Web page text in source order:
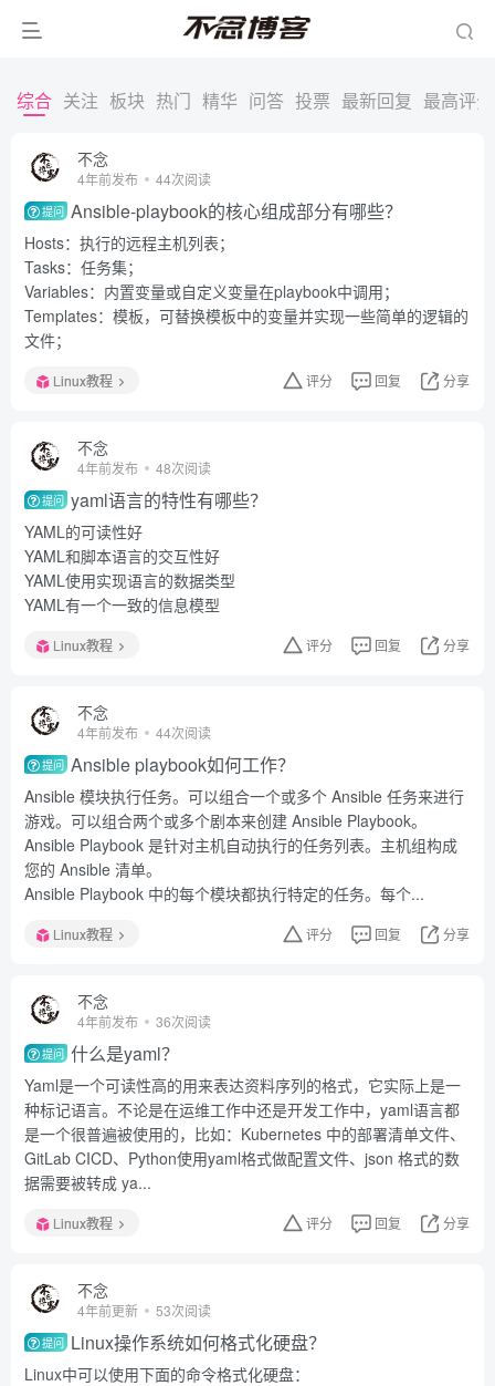
综合 关注 板块 热门 精华 问答 投票 最新回复 最高评分
不念
4年前发布 44次阅读
提问 Ansible-playbook的核心组成部分有哪些？
Hosts：执行的远程主机列表；
Tasks：任务集；
Variables：内置变量或自定义变量在playbook中调用；
Templates：模板，可替换模板中的变量并实现一些简单的逻辑的
文件；
Linux教程 评分 回复 分享
不念
4年前发布 48次阅读
提问 yaml语言的特性有哪些？
YAML的可读性好
YAML和脚本语言的交互性好
YAML使用实现语言的数据类型
YAML有一个一致的信息模型
Linux教程 评分 回复 分享
不念
4年前发布 44次阅读
提问 Ansible playbook如何工作？
Ansible 模块执行任务。可以组合一个或多个 Ansible 任务来进行
游戏。可以组合两个或多个剧本来创建 Ansible Playbook。
Ansible Playbook 是针对主机自动执行的任务列表。主机组构成
您的 Ansible 清单。
Ansible Playbook 中的每个模块都执行特定的任务。每个...
Linux教程 评分 回复 分享
不念
4年前发布 36次阅读
提问 什么是yaml？
Yaml是一个可读性高的用来表达资料序列的格式，它实际上是一
种标记语言。不论是在运维工作中还是开发工作中，yaml语言都
是一个很普遍被使用的，比如：Kubernetes 中的部署清单文件、
GitLab CICD、Python使用yaml格式做配置文件、json 格式的数
据需要被转成 ya...
Linux教程 评分 回复 分享
不念
4年前更新 53次阅读
提问 Linux操作系统如何格式化硬盘？
Linux中可以使用下面的命令格式化硬盘：